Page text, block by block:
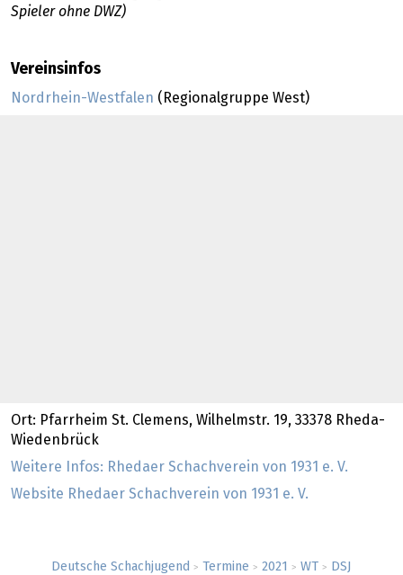
Deutsche Schachjugend > Termine > 2021 > WT > DSJ
Spieler ohne DWZ)
Vereinsinfos
Nordrhein-Westfalen (Regionalgruppe West)
Ort: Pfarrheim St. Clemens, Wilhelmstr. 19, 33378 Rheda-
Wiedenbrück
Weitere Infos: Rhedaer Schachverein von 1931 e. V.
Website Rhedaer Schachverein von 1931 e. V.